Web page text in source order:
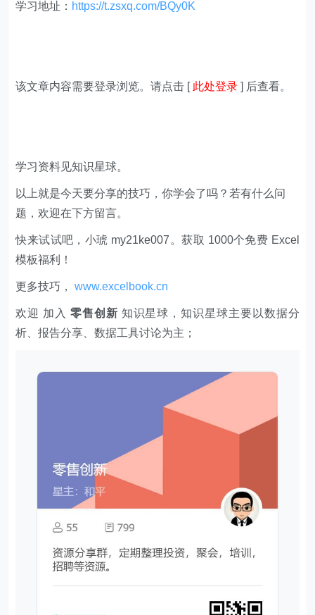
学习地址： https://t.zsxq.com/BQy0K
该文章内容需要登录浏览。请点击 [ 此处登录 ] 后查看。
学习资料见知识星球。
以上就是今天要分享的技巧，你学会了吗？若有什么问
题，欢迎在下方留言。
快来试试吧，小琥 my21ke007。获取 1000个免费 Excel
模板福利​​​​！
更多技巧，www.excelbook.cn
欢迎 加入 零售创新 知识星球，知识星球主要以数据分
析、报告分享、数据工具讨论为主；